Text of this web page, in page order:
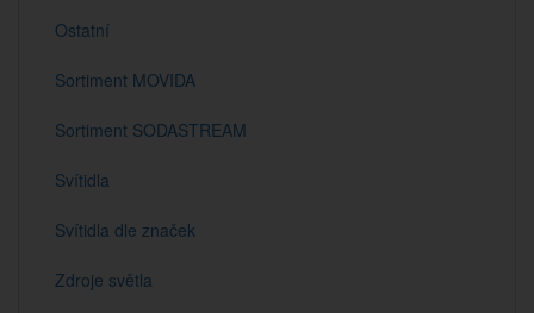
Ostatní
Sortiment MOVIDA
Sortiment SODASTREAM
Svítidla
Svítidla dle značek
Zdroje světla